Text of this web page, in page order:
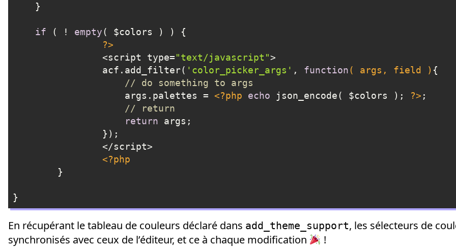
    }
if ( ! empty( $colors ) ) {
?>
		<script type=
"text/javascript">
		acf.add_filter(
'color_picker_args' , function( args, field ) {
// do something to args
		    args.palettes =
<?php echo json_encode( $colors ); ?> ;
// return
return args;
<?php
}
Langage du code : PHP (php)
En récupérant le tableau de couleurs déclaré dans add_theme_support, les sélecteurs de
synchronisés avec ceux de l’éditeur, et ce à chaque modification
!